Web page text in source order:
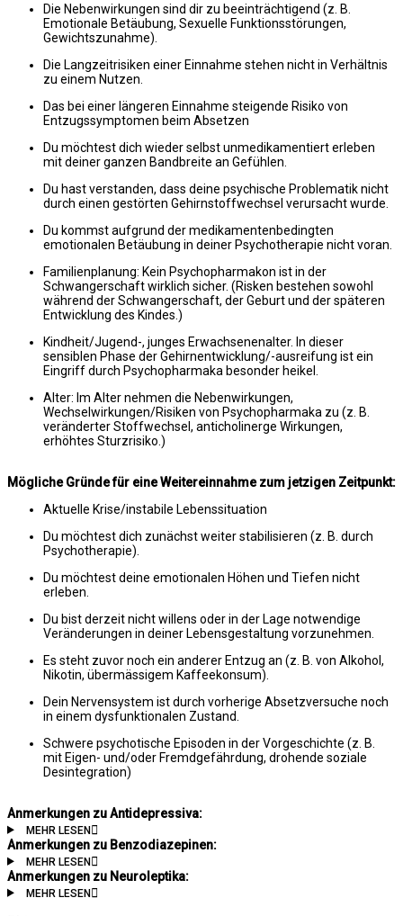
Die Nebenwirkungen sind dir zu beeinträchtigend (z. B.
Emotionale Betäubung, Sexuelle Funktionsstörungen,
Gewichtszunahme).
Die Langzeitrisiken einer Einnahme stehen nicht in Verhältnis
zu einem Nutzen.
Das bei einer längeren Einnahme steigende Risiko von
Entzugssymptomen beim Absetzen
Du möchtest dich wieder selbst unmedikamentiert erleben
mit deiner ganzen Bandbreite an Gefühlen.
Du hast verstanden, dass deine psychische Problematik nicht
durch einen gestörten Gehirnstoffwechsel verursacht wurde.
Du kommst aufgrund der medikamentenbedingten
emotionalen Betäubung in deiner Psychotherapie nicht voran.
Familienplanung: Kein Psychopharmakon ist in der
Schwangerschaft wirklich sicher. (Risken bestehen sowohl
während der Schwangerschaft, der Geburt und der späteren
Entwicklung des Kindes.)
Kindheit/Jugend-, junges Erwachsenenalter. In dieser
sensiblen Phase der Gehirnentwicklung/-ausreifung ist ein
Eingriff durch Psychopharmaka besonder heikel.
Alter: Im Alter nehmen die Nebenwirkungen,
Wechselwirkungen/Risiken von Psychopharmaka zu (z. B.
veränderter Stoffwechsel, anticholinerge Wirkungen,
erhöhtes Sturzrisiko.)
Mögliche Gründe für eine Weitereinnahme zum jetzigen Zeitpunkt:
Aktuelle Krise/instabile Lebenssituation
Du möchtest dich zunächst weiter stabilisieren (z. B. durch
Psychotherapie).
Du möchtest deine emotionalen Höhen und Tiefen nicht
erleben.
Du bist derzeit nicht willens oder in der Lage notwendige
Veränderungen in deiner Lebensgestaltung vorzunehmen.
Es steht zuvor noch ein anderer Entzug an (z. B. von Alkohol,
Nikotin, übermässigem Kaffeekonsum).
Dein Nervensystem ist durch vorherige Absetzversuche noch
in einem dysfunktionalen Zustand.
Schwere psychotische Episoden in der Vorgeschichte (z. B.
mit Eigen- und/oder Fremdgefährdung, drohende soziale
Desintegration)
Anmerkungen zu Antidepressiva:
MEHR LESEN
Anmerkungen zu Benzodiazepinen:
MEHR LESEN
Anmerkungen zu Neuroleptika:
MEHR LESEN